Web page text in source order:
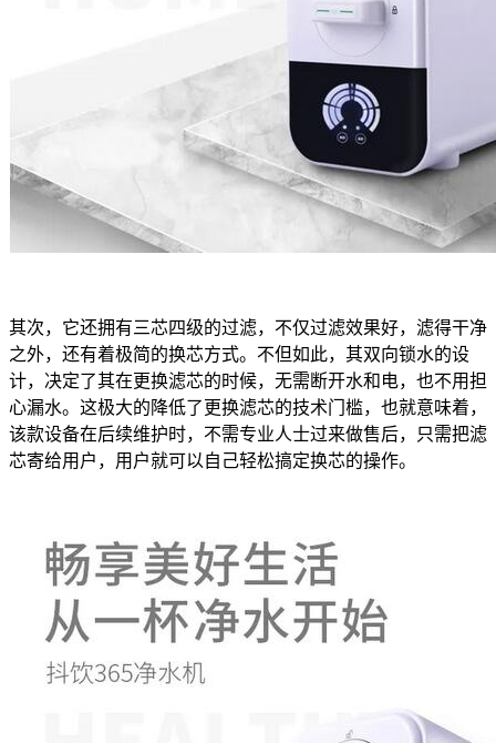
其次，它还拥有三芯四级的过滤，不仅过滤效果好，滤得干净
之外，还有着极简的换芯方式。不但如此，其双向锁水的设
计，决定了其在更换滤芯的时候，无需断开水和电，也不用担
心漏水。这极大的降低了更换滤芯的技术门槛，也就意味着，
该款设备在后续维护时，不需专业人士过来做售后，只需把滤
芯寄给用户，用户就可以自己轻松搞定换芯的操作。